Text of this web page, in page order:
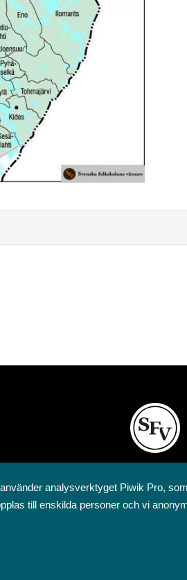
Annegatan 12
00120
analysverktyget Piwik Pro,
till enskilda personer och vi